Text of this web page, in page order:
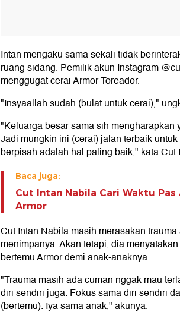
Intan mengaku sama sekali tidak
ruang sidang. Pemilik akun Instagram
menggugat cerai Armor Toreador.
"Insyaallah sudah (bulat untuk cerai),"
"Keluarga besar sama sih mengharapkan
Jadi mungkin ini (cerai) jalan terbaik
berpisah adalah hal paling baik," kata Cut
Baca juga:
Cut Intan Nabila Cari Waktu Pas
Armor
Cut Intan Nabila masih merasakan
menimpanya. Akan tetapi, dia
bertemu Armor demi anak-anaknya.
"Trauma masih ada cuman nggak mau
diri sendiri juga. Fokus sama diri sendiri
(bertemu). Iya sama anak," akunya.